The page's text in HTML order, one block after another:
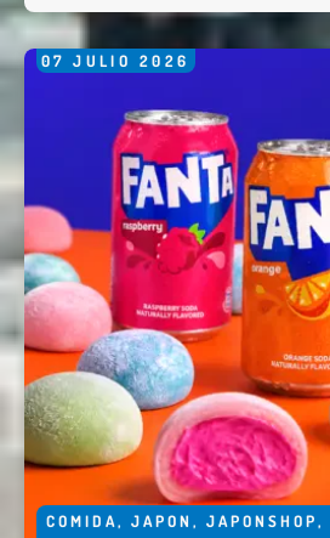
07 JULIO 2026
COMIDA, JAPON , JAPONSHOP,